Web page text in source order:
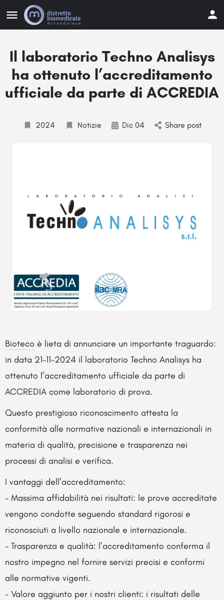
Il laboratorio Techno Analisys
ha ottenuto l’accreditamento
ufficiale da parte di ACCREDIA
2024 Notizie Dic 04 Share post
Bioteco è lieta di annunciare un importante traguardo:
in data 21-11-2024 il laboratorio Techno Analisys ha
ottenuto l’accreditamento ufficiale da parte di
ACCREDIA come laboratorio di prova.
Questo prestigioso riconoscimento attesta la
conformità alle normative nazionali e internazionali in
materia di qualità, precisione e trasparenza nei
processi di analisi e verifica.
I vantaggi dell’accreditamento:
– Massima affidabilità nei risultati: le prove accreditate
vengono condotte seguendo standard rigorosi e
riconosciuti a livello nazionale e internazionale.
– Trasparenza e qualità: l’accreditamento conferma il
nostro impegno nel fornire servizi precisi e conformi
alle normative vigenti.
– Valore aggiunto per i nostri clienti: i risultati delle